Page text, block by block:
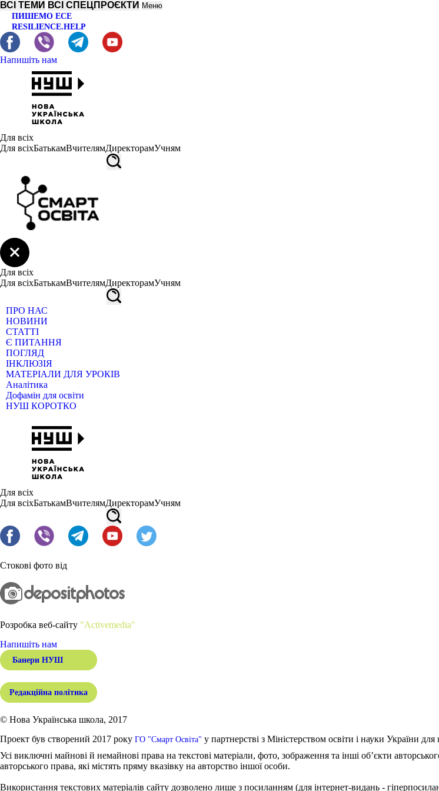
ВСІ ТЕМИ ВСІ СПЕЦПРОЄКТИ Меню
ПИШЕМО ЕСЕ
RESILIENCE.HELP
Напишіть нам
Для всіх
Для всіхБатькамВчителямДиректорамУчням
Для всіх
Для всіхБатькамВчителямДиректорамУчням
ПРО НАС
НОВИНИ
СТАТТІ
Є ПИТАННЯ
ПОГЛЯД
ІНКЛЮЗІЯ
МАТЕРІАЛИ ДЛЯ УРОКІВ
Аналітика
Дофамін для освіти
НУШ КОРОТКО
Для всіх
Для всіхБатькамВчителямДиректорамУчням
Стокові фото від
Розробка веб-сайту "Activemedia"
Напишіть нам
Банери НУШ
Редакційна політика
© Нова Українська школа, 2017
Проект був створений 2017 року ГО "Смарт Освіта" у партнерстві з Міністерством освіти і науки України
Усі виключні майнові й немайнові права на текстові матеріали, фото, зображення та інші об’єкти
авторського права, які містять пряму вказівку на авторство іншої особи.
Використання текстових матеріалів сайту дозволено лише з посиланням (для інтернет-видань -